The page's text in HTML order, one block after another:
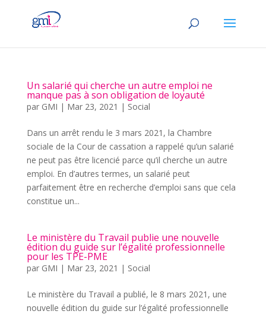
Un salarié qui cherche un autre emploi ne
manque pas à son obligation de loyauté
par GMI | Mar 23, 2021 | Social
Dans un arrêt rendu le 3 mars 2021, la Chambre
sociale de la Cour de cassation a rappelé qu’un salarié
ne peut pas être licencié parce qu’il cherche un autre
emploi. En d’autres termes, un salarié peut
parfaitement être en recherche d’emploi sans que cela
constitue un...
Le ministère du Travail publie une nouvelle
édition du guide sur l’égalité professionnelle
pour les TPE-PME
par GMI | Mar 23, 2021 | Social
Le ministère du Travail a publié, le 8 mars 2021, une
nouvelle édition du guide sur l’égalité professionnelle